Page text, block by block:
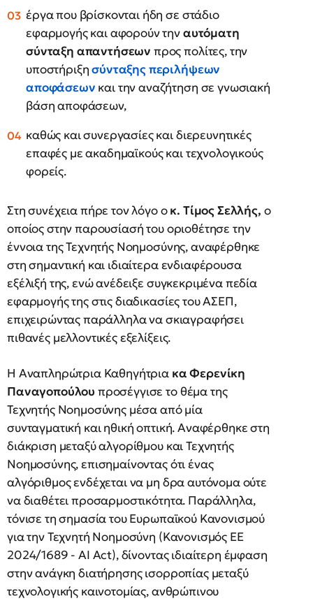
έργα που βρίσκονται ήδη σε στάδιο
εφαρμογής και αφορούν τηναυτόματη
σύνταξη απαντήσεων προς πολίτες, την
υποστήριξησύνταξης περιλήψεων
αποφάσεων και την αναζήτηση σε γνωσιακή
βάση αποφάσεων,
καθώς και συνεργασίες και διερευνητικές
επαφές με ακαδημαϊκούς και τεχνολογικούς
φορείς.
Στη συνέχεια πήρε τον λόγο οκ. Τίμος Σελλής, ο
οποίος στην παρουσίασή του οριοθέτησε την
έννοια της Τεχνητής Νοημοσύνης, αναφέρθηκε
στη σημαντική και ιδιαίτερα ενδιαφέρουσα
εξέλιξή της, ενώ ανέδειξε συγκεκριμένα πεδία
εφαρμογής της στις διαδικασίες του ΑΣΕΠ,
επιχειρώντας παράλληλα να σκιαγραφήσει
πιθανές μελλοντικές εξελίξεις.
Η Αναπληρώτρια Καθηγήτρια κα Φερενίκη
Παναγοπούλου προσέγγισε το θέμα της
Τεχνητής Νοημοσύνης μέσα από μία
συνταγματική και ηθική οπτική. Αναφέρθηκε στη
διάκριση μεταξύ αλγορίθμου και Τεχνητής
Νοημοσύνης, επισημαίνοντας ότι ένας
αλγόριθμος ενδέχεται να μη δρα αυτόνομα ούτε
να διαθέτει προσαρμοστικότητα. Παράλληλα,
τόνισε τη σημασία του Ευρωπαϊκού Κανονισμού
για την Τεχνητή Νοημοσύνη (Κανονισμός ΕΕ
2024/1689 - AI Act), δίνοντας ιδιαίτερη έμφαση
στην ανάγκη διατήρησης ισορροπίας μεταξύ
τεχνολογικής καινοτομίας, ανθρώπινου